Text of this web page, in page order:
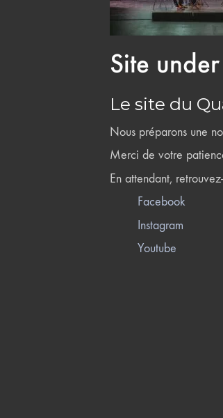
Site
Le site du
Nous préparons une
Merci de votre
En attendant,
Facebook
Instagram
Youtube